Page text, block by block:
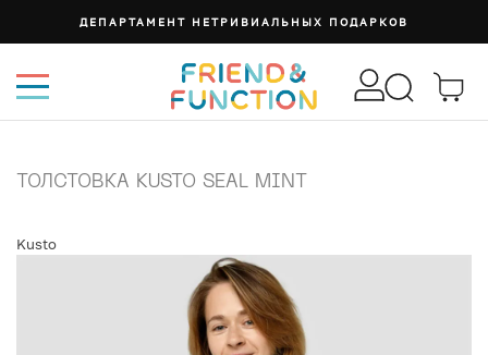
ДЕПАРТАМЕНТ НЕТРИВИАЛЬНЫХ ПОДАРКОВ
ТОЛСТОВКА KUSTO SEAL MINT
Kusto